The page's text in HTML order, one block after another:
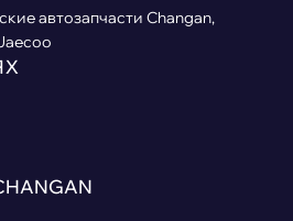
автозапчасти Changan,